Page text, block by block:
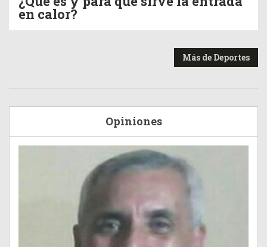
en calor?
Más de Deportes
Opiniones